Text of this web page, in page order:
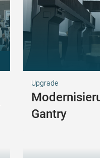
Upgrade
Gantry